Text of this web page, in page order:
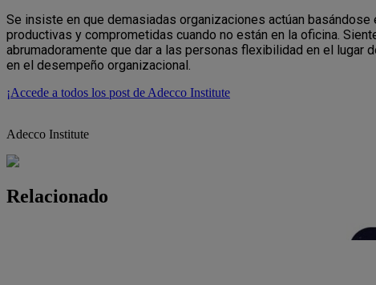
Se insiste en que demasiadas organizaciones actúan
productivas y comprometidas cuando no están en la oficina.
abrumadoramente que dar a las personas flexibilidad en el
en el desempeño organizacional.
¡Accede a todos los post de Adecco Institute
Adecco Institute
Relacionado